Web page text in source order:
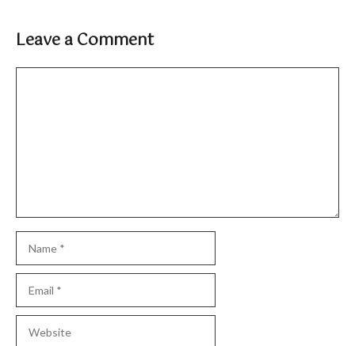
Leave a Comment
Comment
Name
Email
Website